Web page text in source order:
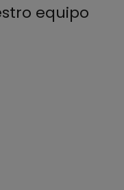
equipo